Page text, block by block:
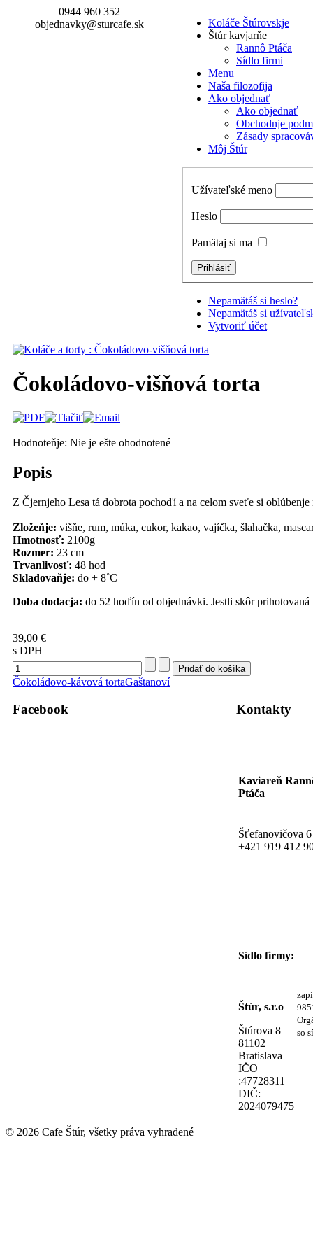
0944 960 352
objednavky@sturcafe.sk
Koláče Štúrovskje
Štúr kavjarňe
Rannô Ptáča
Sídlo firmi
Menu
Naša filozofija
Ako objednať
Ako objednať
Obchodnje
Zásady
Môj Štúr
Užívateľské meno
Heslo
Pamätaj si ma
Nepamätáš si heslo?
Nepamätáš si
Vytvoriť účet
Čokoládovo-višňová torta
Hodnoteňje: Nie je ešte ohodnotené
Popis
Z Čjernjeho Lesa tá dobrota pochoďí a na celom sveťe si
Zložeňje: višňe, rum, múka, cukor, kakao, vajíčka, šlahačka,
Hmotnosť: 2100g
Rozmer: 23 cm
Trvanlivosť: 48 hod
Skladovaňje: do + 8˚C
Doba dodacja: do 52 hoďín od objednávki. Jestli skôr
39,00 €
s DPH
Čokoládovo-kávová tortaGaštanoví
Facebook Kontakty
Kaviareň
Ptáča
Šťefanovičova 6
+421 919 412
Sídlo firmy:
Štúr, s.r.o
Štúrova 8
81102
Bratislava
IČO
:47728311
DIČ:
2024079475
so
© 2026 Cafe Štúr, všetky práva vyhradené